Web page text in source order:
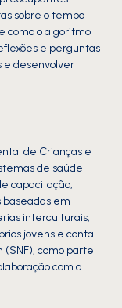
sobre o tempo
como o algoritmo
e perguntas
e desenvolver
de Crianças e
de saúde
capacitação,
baseadas em
interculturais,
jovens e conta
(SNF), como parte
com o